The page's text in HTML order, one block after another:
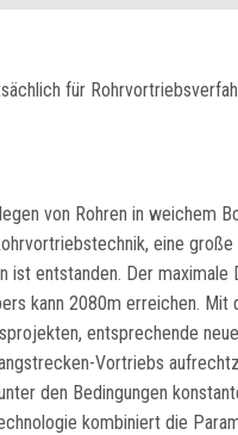
für
von Rohren in weichem
eine
ist entstanden. Der
kann 2080m erreichen.
entsprechende
Vortriebs
den Bedingungen
kombiniert die